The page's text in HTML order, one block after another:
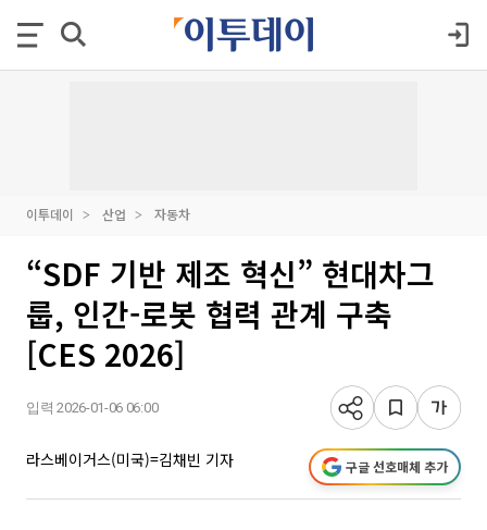
이투데이 산업 자동차
“SDF 기반 제조 혁신” 현대차그
룹, 인간-로봇 협력 관계 구축
[CES 2026]
입력 2026-01-06 06:00
라스베이거스(미국)=김채빈 기자 구글 선호매체 추가